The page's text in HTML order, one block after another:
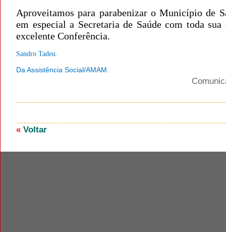
Aproveitamos para parabenizar o Município de
em especial a Secretaria de Saúde com toda sua
excelente Conferência.
Sandro Tadeu.
Da Assistência Social/AMAM.
« Voltar